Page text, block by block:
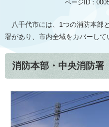
ページID：
八千代市には、1つの消防本部
署があり、市内全域をカバーして
消防本部・中央消防署